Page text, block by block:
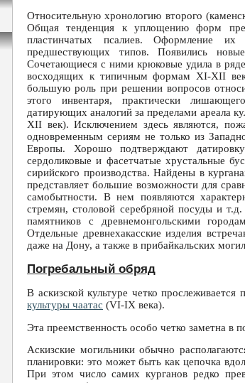
Относительную хронологию второго
Общая тенденция к уплощению форм
пластинчатых псалиев. Оформление
предшествующих типов. Появились
Сочетающиеся с ними крюковые удила в
восходящих к типичным формам XI-XII
большую роль при решении вопросов
этого инвентаря, практически
датирующих аналогий за пределами ареала
XII век). Исключением здесь являются,
одновременным сериям не только из
Европы. Хорошо подтверждают
сердоликовые и фасетчатые хрустальные
сирийского производства. Найдены в
представляет большие возможности для
самобытности. В нем появляются
стремян, столовой серебряной посуды и
памятников с древнемонгольскими
Отдельные древнехакасские изделия
даже на Дону, а также в прибайкальских
Погребальный обряд
В аскизской культуре четко прослеживается
культуры чаатас (VI-IX века).
Эта преемственность особо четко заметна в
Аскизские могильники обычно
планировки: это может быть как цепочка
При этом число самих курганов редко